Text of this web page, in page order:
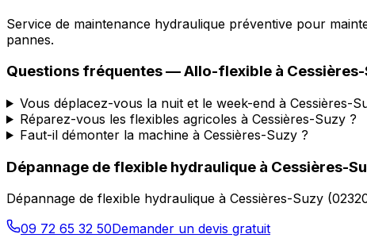
Service de maintenance hydraulique préventive pour
pannes.
Questions fréquentes —Allo-flexible à
Vous déplacez-vous la nuit et le week-end à Cessières-
Réparez-vous les flexibles agricoles à Cessières-Suzy ?
Faut-il démonter la machine à Cessières-Suzy ?
Dépannage de flexible hydraulique à Cessières-
Dépannage de flexible hydraulique à Cessières-Suzy (
09 72 65 32 50Demander un devis gratuit